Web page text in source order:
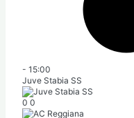
- 15:00
Juve Stabia SS
0 0